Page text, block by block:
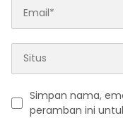
Simpan nama,
peramban ini